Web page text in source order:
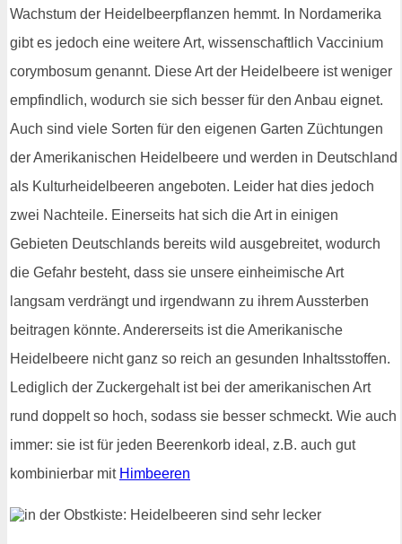
Wachstum der Heidelbeerpflanzen hemmt. In Nordamerika
gibt es jedoch eine weitere Art, wissenschaftlich Vaccinium
corymbosum genannt. Diese Art der Heidelbeere ist weniger
empfindlich, wodurch sie sich besser für den Anbau eignet.
Auch sind viele Sorten für den eigenen Garten Züchtungen
der Amerikanischen Heidelbeere und werden in Deutschland
als Kulturheidelbeeren angeboten. Leider hat dies jedoch
zwei Nachteile. Einerseits hat sich die Art in einigen
Gebieten Deutschlands bereits wild ausgebreitet, wodurch
die Gefahr besteht, dass sie unsere einheimische Art
langsam verdrängt und irgendwann zu ihrem Aussterben
beitragen könnte. Andererseits ist die Amerikanische
Heidelbeere nicht ganz so reich an gesunden Inhaltsstoffen.
Lediglich der Zuckergehalt ist bei der amerikanischen Art
rund doppelt so hoch, sodass sie besser schmeckt. Wie auch
immer: sie ist für jeden Beerenkorb ideal, z.B. auch gut
kombinierbar mit Himbeeren